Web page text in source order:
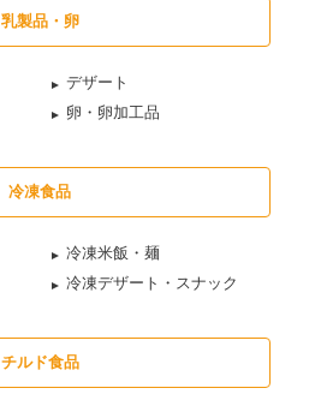
乳製品・卵
デザート
卵・卵加工品
冷凍食品
冷凍米飯・麺
冷凍デザート・スナック
チルド食品